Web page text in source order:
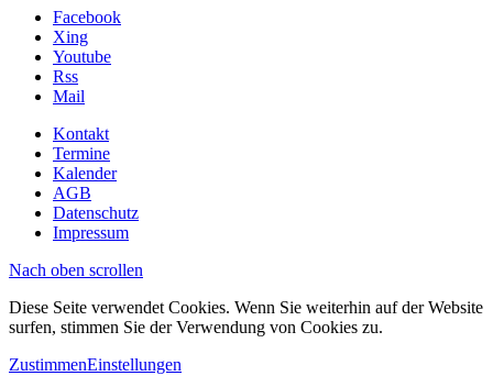
Facebook
Xing
Youtube
Rss
Mail
Kontakt
Termine
Kalender
AGB
Datenschutz
Impressum
Nach oben scrollen
Diese Seite verwendet Cookies. Wenn Sie weiterhin auf der Website
surfen, stimmen Sie der Verwendung von Cookies zu.
ZustimmenEinstellungen